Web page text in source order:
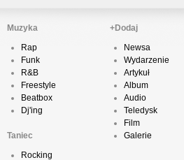
Muzyka
Rap
Funk
R&B
Freestyle
Beatbox
Dj'ing
Taniec
Rocking
+Dodaj
Newsa
Wydarzenie
Artykuł
Album
Audio
Teledysk
Film
Galerie